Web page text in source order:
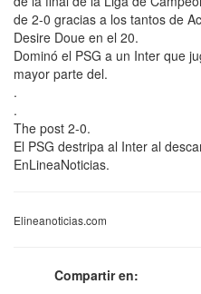
de 2-0 gracias a los tantos de
Desire Doue en el 20.
Dominó el PSG a un Inter que
mayor parte del.
.
.
The post 2-0.
El PSG destripa al Inter al
EnLineaNoticias.
Elineanoticias.com
Compartir en: